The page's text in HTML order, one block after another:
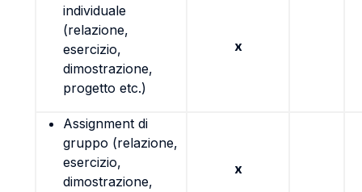
individuale
(relazione,
esercizio,
dimostrazione,
progetto etc.)
x
Assignment di
gruppo (relazione,
esercizio,
dimostrazione,
x